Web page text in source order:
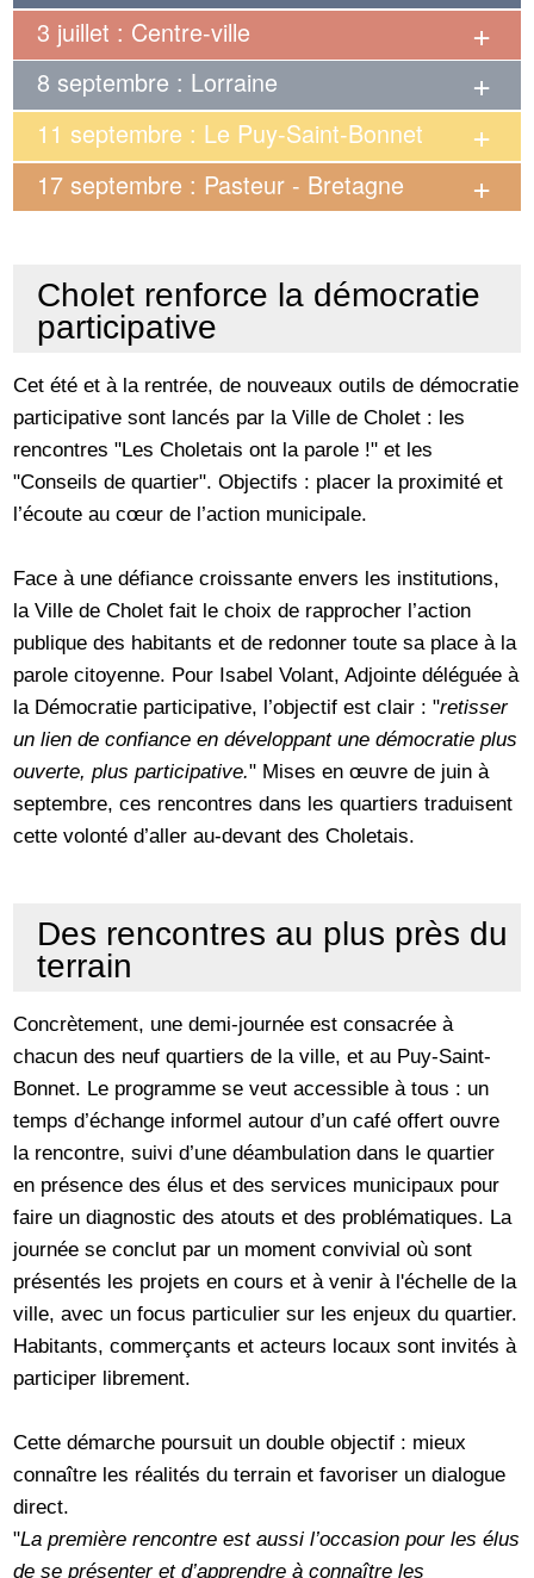
3 juillet : Centre-ville
8 septembre : Lorraine
11 septembre : Le Puy-Saint-Bonnet
17 septembre : Pasteur - Bretagne
Cholet renforce la démocratie
participative
Cet été et à la rentrée, de nouveaux outils de démocratie
participative sont lancés par la Ville de Cholet : les
rencontres "Les Choletais ont la parole !" et les
"Conseils de quartier". Objectifs : placer la proximité et
l’écoute au cœur de l’action municipale.
Face à une défiance croissante envers les institutions,
la Ville de Cholet fait le choix de rapprocher l’action
publique des habitants et de redonner toute sa place à la
parole citoyenne. Pour Isabel Volant, Adjointe déléguée à
la Démocratie participative, l’objectif est clair : "retisser
un lien de confiance en développant une démocratie plus
ouverte, plus participative." Mises en œuvre de juin à
septembre, ces rencontres dans les quartiers traduisent
cette volonté d’aller au-devant des Choletais.
Des rencontres au plus près du
terrain
Concrètement, une demi-journée est consacrée à
chacun des neuf quartiers de la ville, et au Puy-Saint-
Bonnet. Le programme se veut accessible à tous : un
temps d’échange informel autour d’un café offert ouvre
la rencontre, suivi d’une déambulation dans le quartier
en présence des élus et des services municipaux pour
faire un diagnostic des atouts et des problématiques. La
journée se conclut par un moment convivial où sont
présentés les projets en cours et à venir à l'échelle de la
ville, avec un focus particulier sur les enjeux du quartier.
Habitants, commerçants et acteurs locaux sont invités à
participer librement.
Cette démarche poursuit un double objectif : mieux
connaître les réalités du terrain et favoriser un dialogue
direct.
"La première rencontre est aussi l’occasion pour les élus
de se présenter et d’apprendre à connaître les